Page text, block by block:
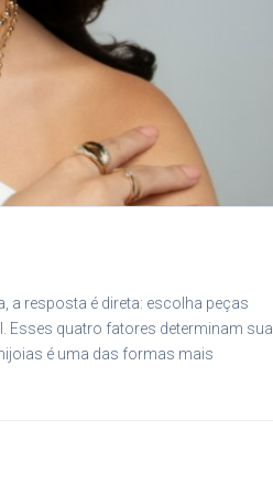
a resposta é direta: escolha peças
Esses quatro fatores determinam sua
é uma das formas mais